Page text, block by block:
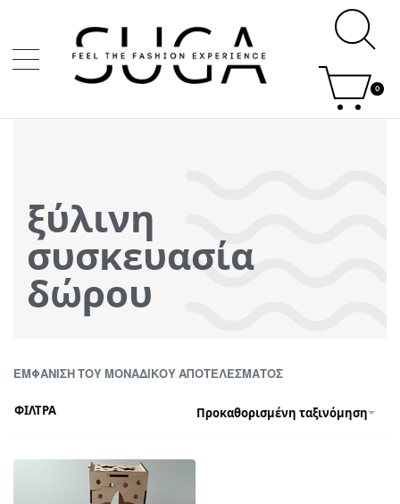
0
ξύλινη
συσκευασία
δώρου
ΕΜΦΆΝΙΣΗ ΤΟΥ ΜΟΝΑΔΙΚΟΎ ΑΠΟΤΕΛΈΣΜΑΤΟΣ
Προκαθορισμένη ταξινόμηση
ΦΙΛΤΡΑ